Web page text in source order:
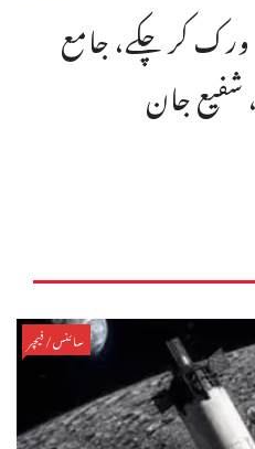
ورک کر چکے، جامع
شفیع جان
سائنس/فیچر